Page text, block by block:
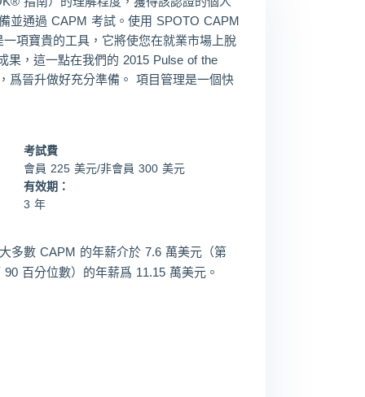
Ale*** 2026/08/09 order PMI ***
Eth*** 2026/08/09 order PMI ***
並通過 CAPM 考試。使用 SPOTO CAPM
項寶貴的工具，它將使您在就業市場上脫
果，這一點在我們的 2015 Pulse of the
爲晉升做好充分準備。 項目管理是一個快
考試費
會員 225 美元/非會員 300 美元
有效期：
3 年
多數 CAPM 的年薪介於 7.6 萬美元（第
百分位數）的年薪爲 11.15 萬美元。